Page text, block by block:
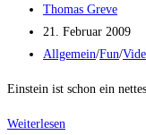
ist
aufgebaut
Beitrags-
Autor:
Thomas Greve
Beitrag
veröffentlicht:
21. Februar 2009
Beitrags-
Allgemein/Fun/
Einstein ist schon ein
Weiterlesen